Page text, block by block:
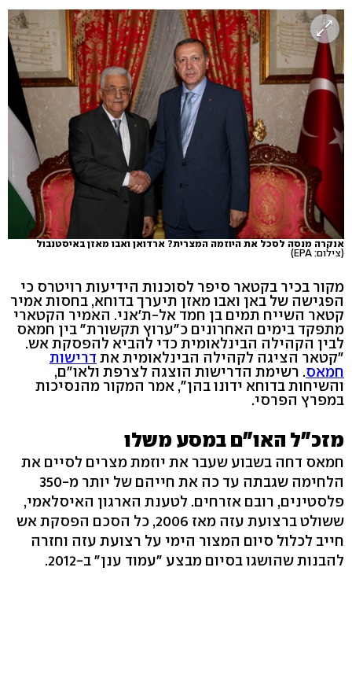
אנקרה מנסה לסכל את היוזמה המצרית? ארדואן ואבו מאזן באיסטנבול
(צילום: EPA)
מקור בכיר בקטאר סיפר לסוכנות הידיעות רויטרס כי
הפגישה של באן ואבו מאזן תיערך בדוחא, בחסות אמיר
קטאר השייח תמים בן חמד אל-ת'אני. האמיר הקטארי
מתפקד בימים האחרונים כ"ערוץ תקשורת" בין חמאס
לבין הקהילה הבינלאומית כדי להביא להפסקת אש.
"קטאר הציגה לקהילה הבינלאומית את דרישות
חמאס. רשימת הדרישות הוצגה לצרפת ולאו"ם,
והשיחות בדוחא ידונו בהן", אמר המקור מהנסיכות
במפרץ הפרסי.
מזכ"ל האו"ם במסע משלו
חמאס דחה בשבוע שעבר את יוזמת מצרים לסיים את
הלחימה שגבתה עד כה את חייהם של יותר מ-350
פלסטינים, רובם אזרחים. לטענת הארגון האיסלאמי,
ששולט ברצועת עזה מאז 2006, כל הסכם הפסקת אש
חייב לכלול סיום המצור הימי על רצועת עזה וחזרה
להבנות שהושגו בסיום מבצע "עמוד ענן" ב-2012.